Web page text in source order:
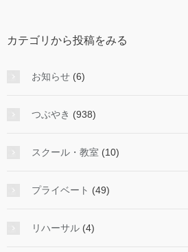
稿
み
カテゴリから投稿をみる
お知らせ (6)
つぶやき (938)
スクール・教室 (10)
プライベート (49)
リハーサル (4)